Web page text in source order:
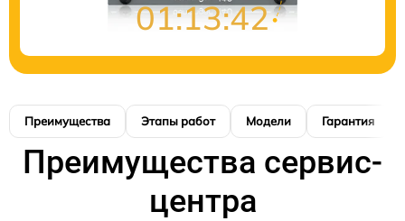
01:13:41
Преимущества Этапы работ Модели Гарантия
Преимущества сервис-
центра